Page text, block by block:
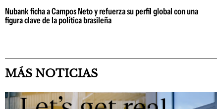
Nubank ficha a Campos Neto y refuerza su perfil global con una
figura clave de la política brasileña
MÁS NOTICIAS